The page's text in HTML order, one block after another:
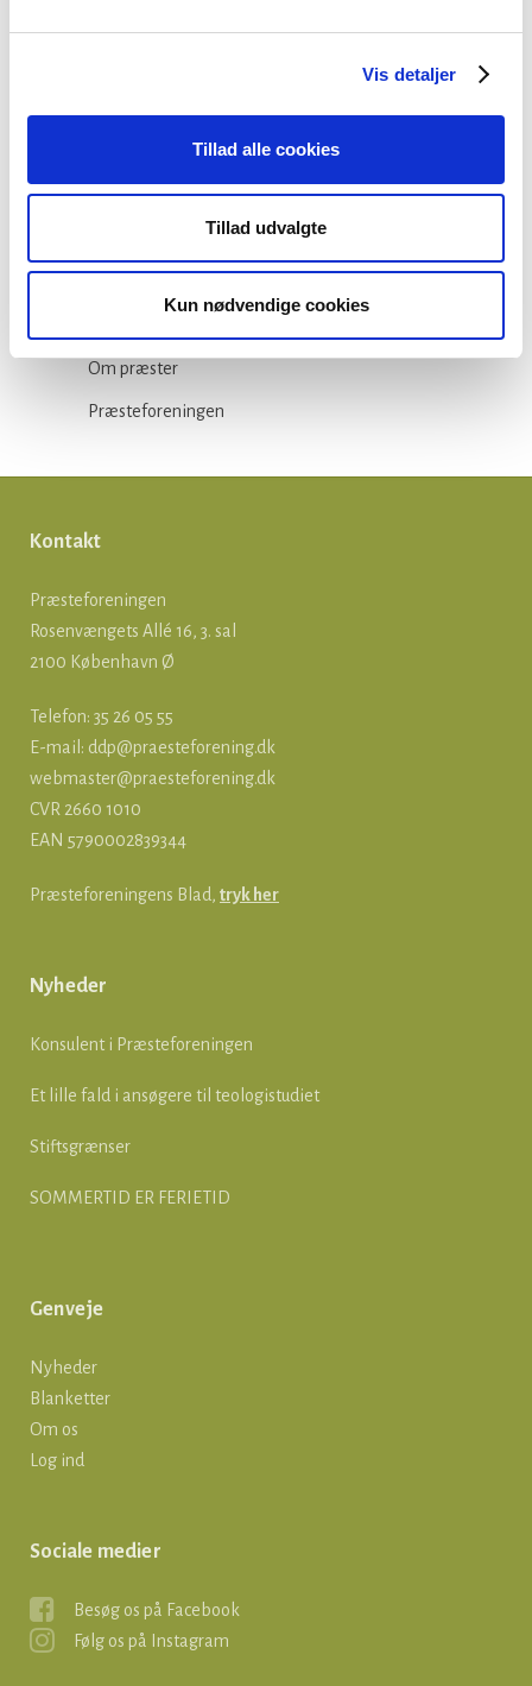
Vis detaljer
Tillad alle cookies
Tillad udvalgte
Kun nødvendige cookies
Arbejdsmiljø
Folkekirken
Ikke-kategoriseret
Om præster
Præsteforeningen
Kontakt
Præsteforeningen
Rosenvængets Allé 16, 3. sal
2100 København Ø
Telefon: 35 26 05 55
E-mail: ddp@praesteforening.dk
webmaster@praesteforening.dk
CVR 2660 1010
EAN 5790002839344
Præsteforeningens Blad, tryk her
Nyheder
Konsulent i Præsteforeningen
Et lille fald i ansøgere til teologistudiet
Stiftsgrænser
SOMMERTID ER FERIETID
Genveje
Nyheder
Blanketter
Om os
Log ind
Sociale medier
Besøg os på Facebook
Følg os på Instagram